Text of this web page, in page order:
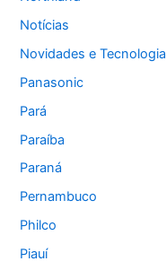
Notícias
Novidades e Tecnologia
Panasonic
Pará
Paraíba
Paraná
Pernambuco
Philco
Piauí